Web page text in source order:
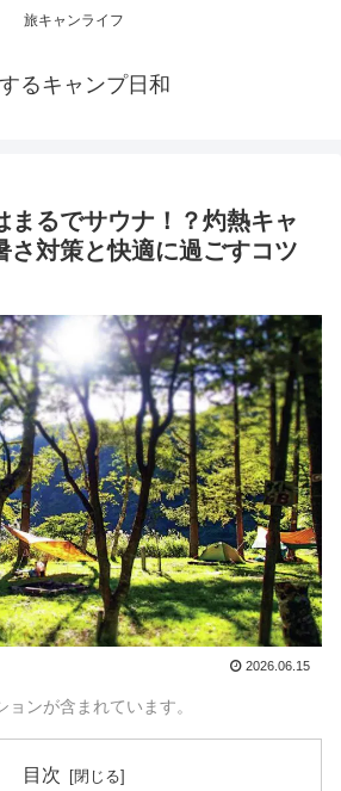
旅キャンライフ
るキャンプ日和
まるでサウナ！？灼熱キャ
さ対策と快適に過ごすコツ
2026.06.15
ンが含まれています。
目次